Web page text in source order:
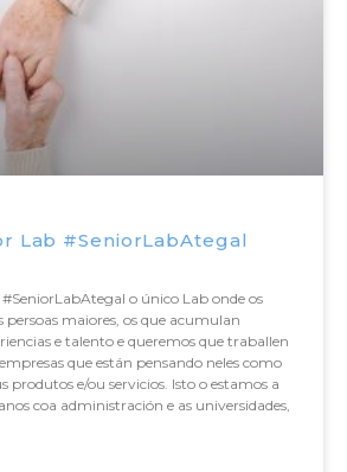
Lab #SeniorLabAtegal
o único Lab onde os
persoas maiores, os que acumulan
e talento e queremos que traballen
que están pensando neles como
produtos e/ou servicios. Isto o estamos a
coa administración e as universidades,